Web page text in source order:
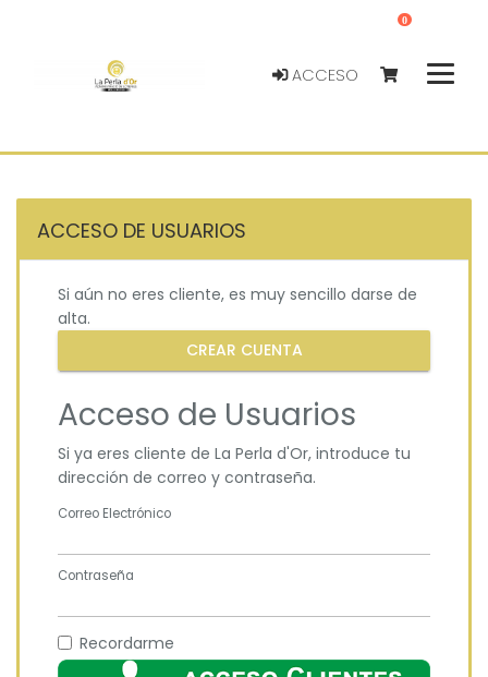
ACCESO
0
ACCESO DE USUARIOS
Si aún no eres cliente, es muy sencillo darse de
alta.
CREAR CUENTA
Acceso de Usuarios
Si ya eres cliente de La Perla d'Or, introduce tu
dirección de correo y contraseña.
Correo Electrónico
Contraseña
Recordarme